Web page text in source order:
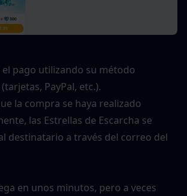
el pago utilizando su método
PayPal, etc.).
la compra se haya realizado
las Estrellas de Escarcha se
destinatario a través del correo del
en unos minutos, pero a veces